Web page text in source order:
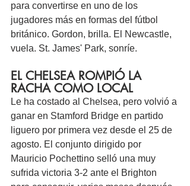
para convertirse en uno de los
jugadores más en formas del fútbol
británico. Gordon, brilla. El Newcastle,
vuela. St. James' Park, sonríe.
EL CHELSEA ROMPIÓ LA
RACHA COMO LOCAL
Le ha costado al Chelsea, pero volvió a
ganar en Stamford Bridge en partido
liguero por primera vez desde el 25 de
agosto. El conjunto dirigido por
Mauricio Pochettino selló una muy
sufrida victoria 3-2 ante el Brighton